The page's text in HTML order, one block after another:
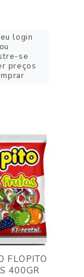
login
ou
se
preços
FLOPITO
400GR